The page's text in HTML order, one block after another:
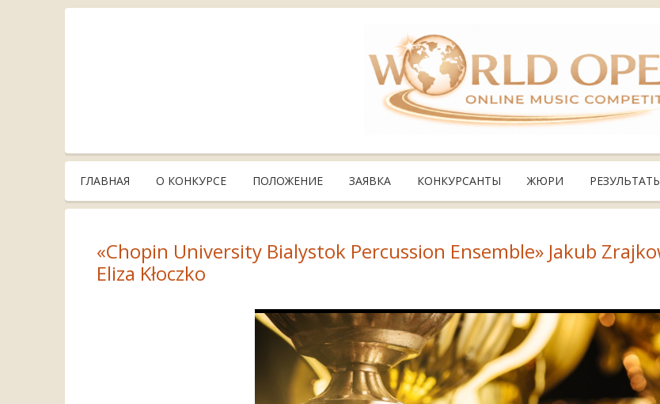
ГЛАВНАЯ О КОНКУРСЕ ПОЛОЖЕНИЕ ЗАЯВКА КОНКУРСАНТЫ ЖЮРИ
«Chopin University Bialystok Percussion Ensemble» Jakub
Eliza Kłoczko